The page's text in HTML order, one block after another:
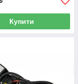
Купити